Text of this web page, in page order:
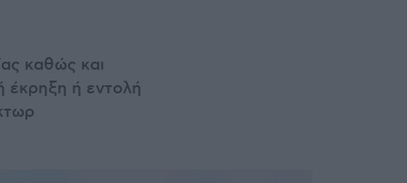
καθώς και
έκρηξη ή εντολή